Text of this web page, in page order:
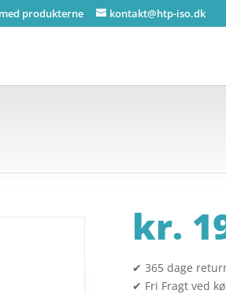
produkterne kontakt@htp-iso.dk
kr.
✔ 365 dage
✔ Fri Fragt ved